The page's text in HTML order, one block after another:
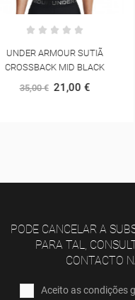
ASICS 5 PANEL UNISEX
38,00 €
PODE CANCELAR A
PARA TAL,
CONTACTO
Aceito as condições